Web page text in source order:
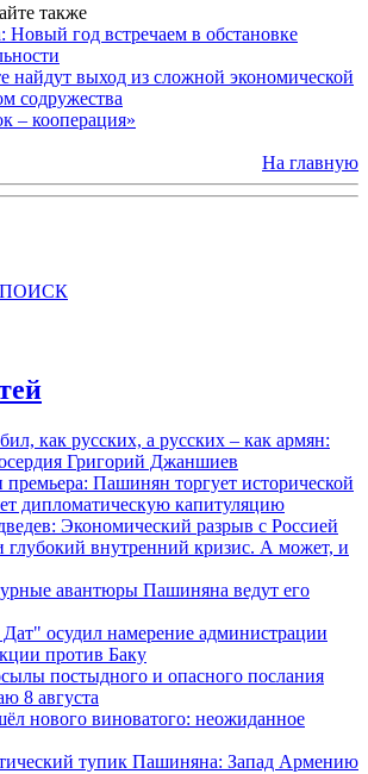
также
Новый год встречаем в обстановке
выход из сложной экономической
содружества
– кооперация»
На главную
как русских, а русских – как армян:
Григорий Джаншиев
премьера: Пашинян торгует исторической
дипломатическую капитуляцию
Экономический разрыв с Россией
глубокий внутренний кризис. А может, и
авантюры Пашиняна ведут его
осудил намерение администрации
против Баку
постыдного и опасного послания
8 августа
нового виноватого: неожиданное
тупик Пашиняна: Запад Армению